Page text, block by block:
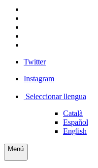
Twitter
Instagram
Seleccionar llengua
Català
Español
English
Menú